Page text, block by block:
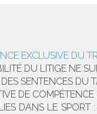
EXCLUSIVE DU
DU LITIGE NE
SENTENCES DU
DE
DANS LE